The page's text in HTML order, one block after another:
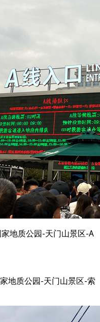
地质公园-天门山景区-A
地质公园-天门山景区-索